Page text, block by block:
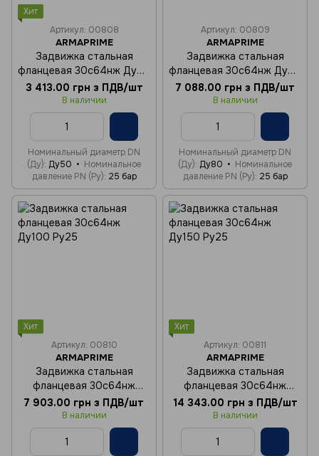
Хит
Артикул: 00808
ARMAPRIME
Задвижка стальная
фланцевая 30с64нж Ду50
Ру25
3 413.00 грн з ПДВ/шт
В наличии
Номинальный диаметр DN
(Ду) Ду50
Номинальное
давление PN (Ру) 25 бар
Артикул: 00809
ARMAPRIME
Задвижка стальная
фланцевая 30с64нж Ду80
Ру25
7 088.00 грн з ПДВ/шт
В наличии
Номинальный диаметр DN
(Ду) Ду80
Номинальное
давление PN (Ру) 25 бар
Хит
Артикул: 00810
ARMAPRIME
Задвижка стальная
фланцевая 30с64нж
Ду100 Ру25
7 903.00 грн з ПДВ/шт
В наличии
Хит
Артикул: 00811
ARMAPRIME
Задвижка стальная
фланцевая 30с64нж
Ду150 Ру25
14 343.00 грн з ПДВ/шт
В наличии